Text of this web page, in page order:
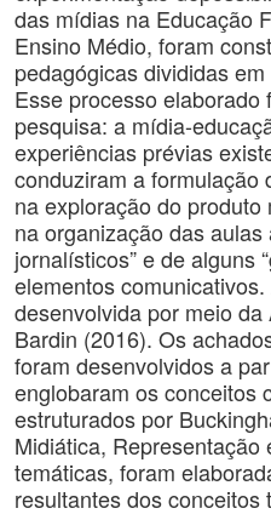
das mídias na Educação
Ensino Médio, foram
pedagógicas divididas
Esse processo
pesquisa: a mídia-
experiências prévias
conduziram a formulação
na exploração do produto
na organização das
jornalísticos” e de alguns
elementos
desenvolvida por meio
Bardin (2016). Os
foram desenvolvidos a
englobaram os conceitos
estruturados por
Midiática,
temáticas, foram
resultantes dos conceitos